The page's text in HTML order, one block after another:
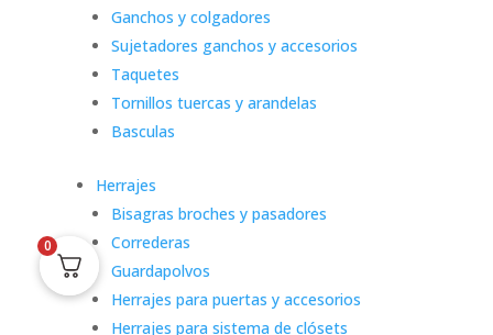
Ganchos y colgadores
Sujetadores ganchos y accesorios
Taquetes
Tornillos tuercas y arandelas
Basculas
Herrajes
Bisagras broches y pasadores
Correderas
Guardapolvos
Herrajes para puertas y accesorios
Herrajes para sistema de clósets
0